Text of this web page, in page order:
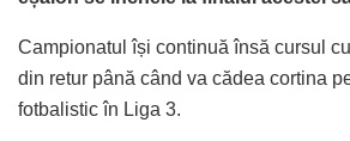
Campionatul își continuă însă cursul
din retur până când va cădea cortina
fotbalistic în Liga 3.